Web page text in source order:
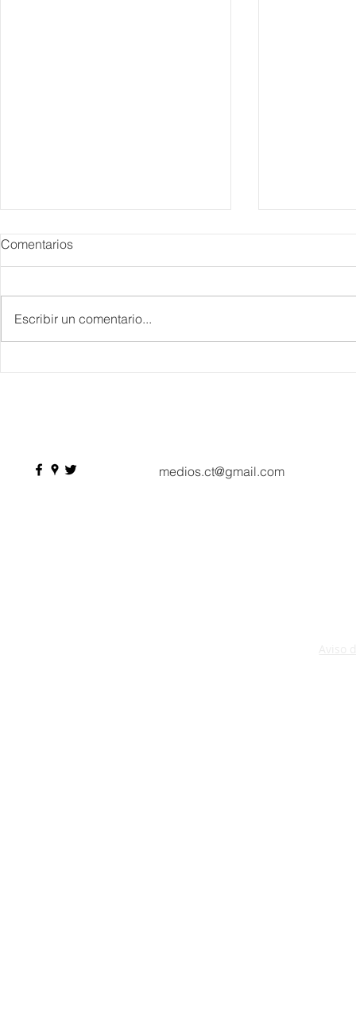
Comentarios
Escribir un comentario...
medios.ct@gmail.com